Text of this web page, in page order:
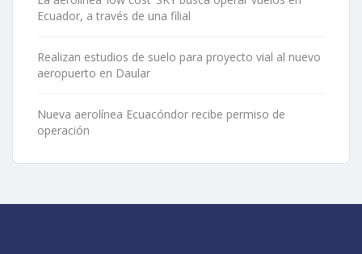
Ecuador, a través de una filial
Realizan estudios de suelo para proyecto vial al nuevo
aeropuerto en Daular
Nueva aerolínea Ecuacóndor recibe permiso de
operación